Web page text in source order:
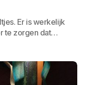
Er is werkelijk
te zorgen dat…